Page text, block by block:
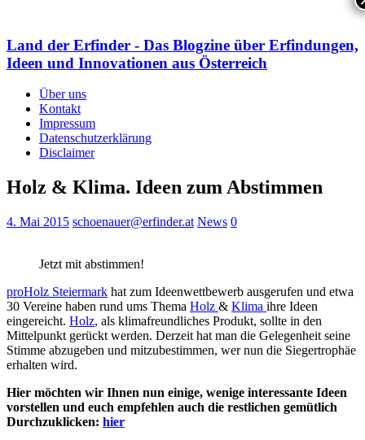
Land der Erfinder - Das Blogzine über Erfindungen,
Ideen und Innovationen aus Österreich
Über uns
Kontakt
Impressum
Datenschutzerklärung
Disclaimer
Holz & Klima. Ideen zum Abstimmen
4. Mai 2015 schoenauer@erfinder.at News 0
Jetzt mit abstimmen!
proHolz Steiermark hat zum Ideenwettbewerb ausgerufen und etwa
30 Vereine haben rund ums Thema Holz & Klima ihre Ideen
eingereicht. Holz, als klimafreundliches Produkt, sollte in den
Mittelpunkt gerückt werden. Derzeit hat man die Gelegenheit seine
Stimme abzugeben und mitzubestimmen, wer nun die Siegertrophäe
erhalten wird.
Hier möchten wir Ihnen nun einige, wenige interessante Ideen
vorstellen und euch empfehlen auch die restlichen gemütlich
Durchzuklicken: hier